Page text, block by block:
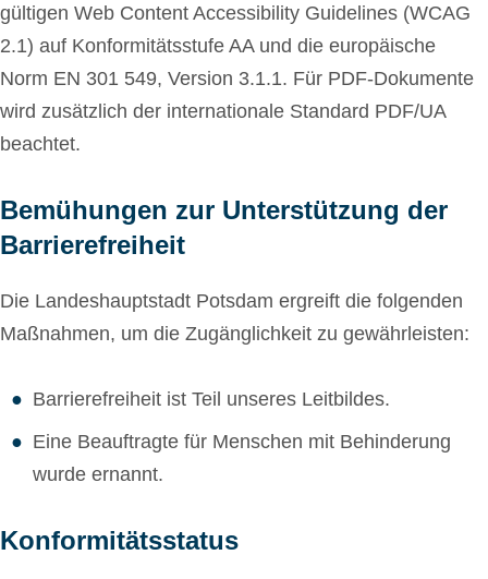
gültigen Web Content Accessibility Guidelines (WCAG
2.1) auf Konformitätsstufe AA und die europäische
Norm EN 301 549, Version 3.1.1. Für PDF-Dokumente
wird zusätzlich der internationale Standard PDF/UA
beachtet.
Bemühungen zur Unterstützung der
Barrierefreiheit
Die Landeshauptstadt Potsdam ergreift die folgenden
Maßnahmen, um die Zugänglichkeit zu gewährleisten:
Barrierefreiheit ist Teil unseres Leitbildes.
Eine Beauftragte für Menschen mit Behinderung
wurde ernannt.
Konformitätsstatus